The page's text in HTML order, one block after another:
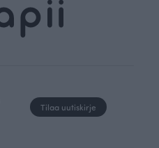
Tilaa uutiskirje